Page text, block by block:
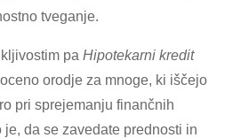
tveganje.
pa Hipotekarni kredit
orodje za mnoge, ki iščejo
pri sprejemanju finančnih
da se zavedate prednosti in